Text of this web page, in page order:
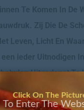
Uitgedanst Te
In Gerechtigheid, Zij
Los Dansen
Click On The
To Enter The